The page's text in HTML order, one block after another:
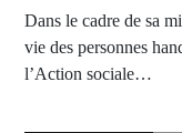
Dans le cadre de sa
vie des personnes
l’Action sociale…